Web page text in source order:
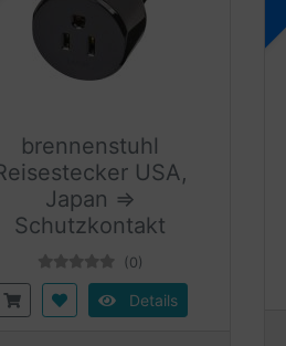
brennenstuhl
USA,
Japan =>
Schutzkontakt
(0)
Details